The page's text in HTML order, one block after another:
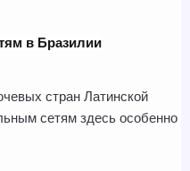
в Бразилии
стран Латинской
сетям здесь особенно